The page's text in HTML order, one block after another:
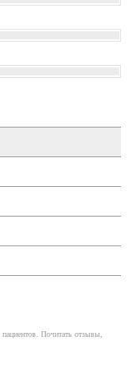
Почитать отзывы,